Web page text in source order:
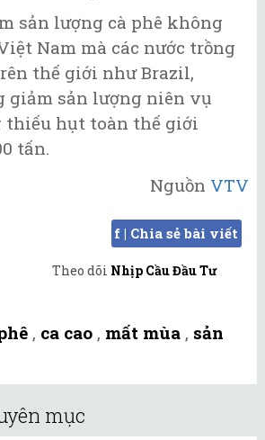
sản lượng cà phê không
Nam mà các nước trồng
thế giới như Brazil,
giảm sản lượng niên vụ
thiếu hụt toàn thế giới
tấn.
Nguồn VTV
f | Chia sẻ bài viết
Theo dõi Nhịp Cầu Đầu Tư
, ca cao , mất mùa , sản
mục